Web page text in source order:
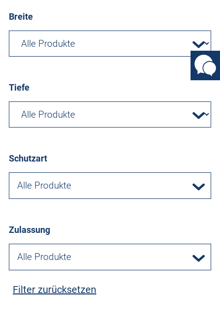
Breite
Tiefe
Schutzart
Alle Produkte
Zulassung
Alle Produkte
Filter zurücksetzen